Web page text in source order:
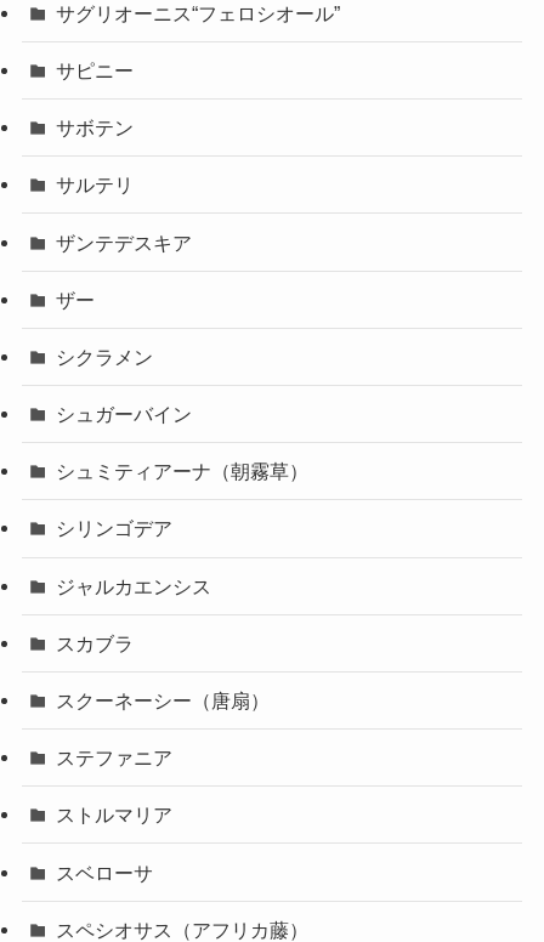
サグリオーニス“フェロシオール”
サピニー
サボテン
サルテリ
ザンテデスキア
ザー
シクラメン
シュガーバイン
シュミティアーナ（朝霧草）
シリンゴデア
ジャルカエンシス
スカブラ
スクーネーシー（唐扇）
ステファニア
ストルマリア
スベローサ
スペシオサス（アフリカ藤）